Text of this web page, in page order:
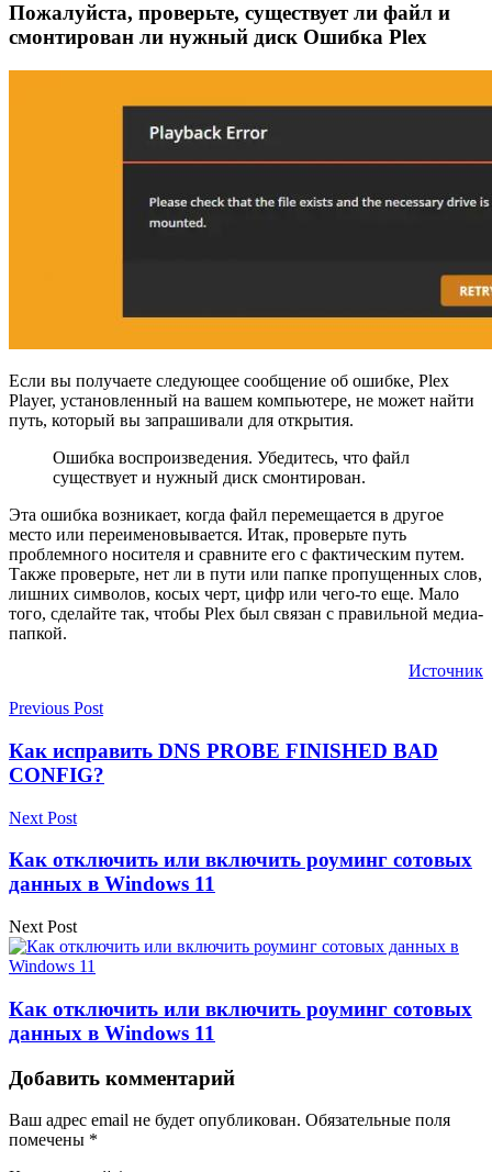
Пожалуйста, проверьте, существует ли файл и
смонтирован ли нужный диск Ошибка Plex
Если вы получаете следующее сообщение об ошибке, Plex
Player, установленный на вашем компьютере, не может найти
путь, который вы запрашивали для открытия.
Ошибка воспроизведения. Убедитесь, что файл
существует и нужный диск смонтирован.
Эта ошибка возникает, когда файл перемещается в другое
место или переименовывается. Итак, проверьте путь
проблемного носителя и сравните его с фактическим путем.
Также проверьте, нет ли в пути или папке пропущенных слов,
лишних символов, косых черт, цифр или чего-то еще. Мало
того, сделайте так, чтобы Plex был связан с правильной медиа-
папкой.
Источник
Previous Post
Как исправить DNS PROBE FINISHED BAD
CONFIG?
Next Post
Как отключить или включить роуминг сотовых
данных в Windows 11
Next Post
Как отключить или включить роуминг сотовых
данных в Windows 11
Добавить комментарий
Ваш адрес email не будет опубликован. Обязательные поля
помечены *